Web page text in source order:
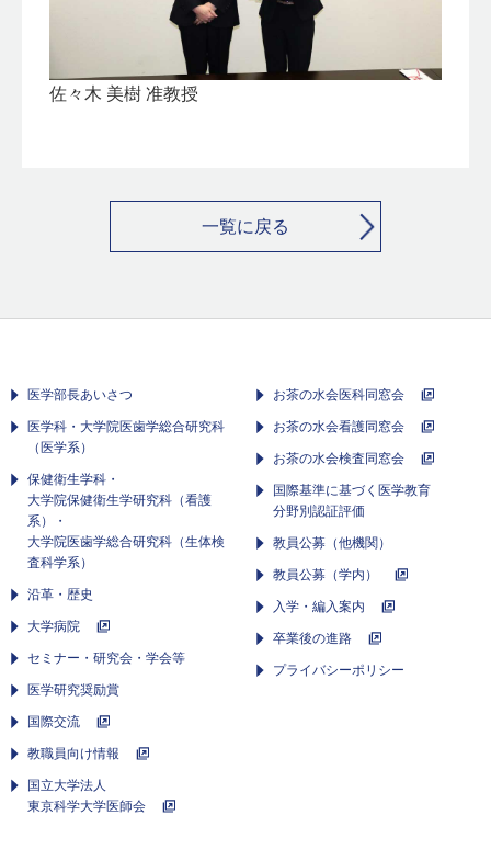
佐々木 美樹 准教授
一覧に戻る
医学部長あいさつ
医学科・大学院医歯学総合研究科
（医学系）
保健衛生学科・
大学院保健衛生学研究科（看護
系）・
大学院医歯学総合研究科（生体検
査科学系）
沿革・歴史
大学病院
セミナー・研究会・学会等
医学研究奨励賞
国際交流
教職員向け情報
国立大学法人
東京科学大学医師会
お茶の水会医科同窓会
お茶の水会看護同窓会
お茶の水会検査同窓会
国際基準に基づく医学教育
分野別認証評価
教員公募（他機関）
教員公募（学内）
入学・編入案内
卒業後の進路
プライバシーポリシー